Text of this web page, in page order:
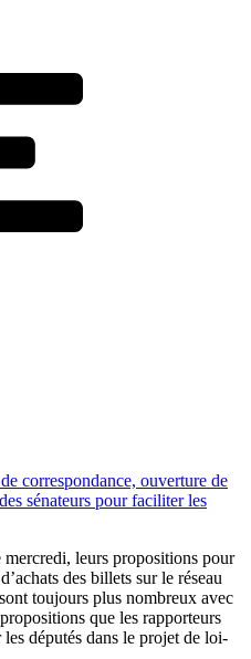
correspondance, ouverture de
sénateurs pour faciliter les
leurs propositions pour
des billets sur le réseau
toujours plus nombreux avec
que les rapporteurs
députés dans le projet de loi-